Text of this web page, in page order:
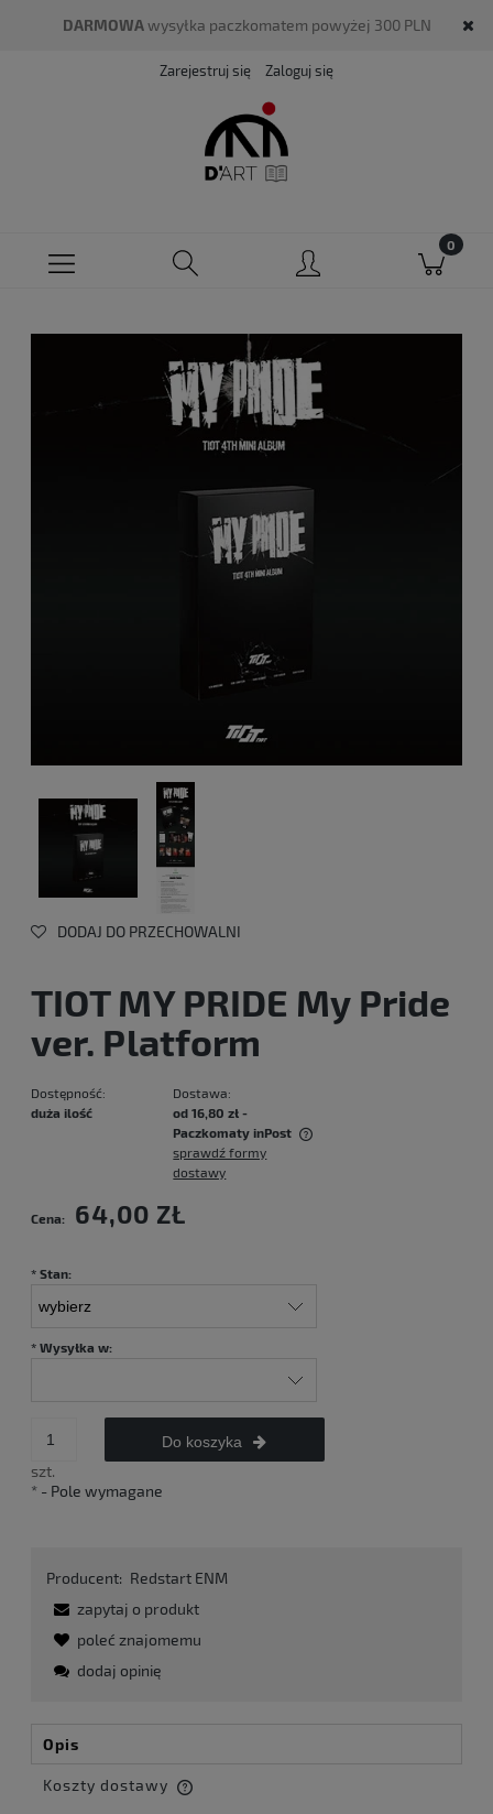
DARMOWAwysyłka paczkomatem powyżej 300 PLN
Zarejestruj się Zaloguj się
DODAJ DO PRZECHOWALNI
TIOT MY PRIDE My Pride
ver. Platform
Dostępność:
duża ilość
Dostawa:
od 16,80 zł -
Paczkomaty inPost
Cena nie zawiera ewentualnych kosztów płatności
sprawdź formy
dostawy
Cena: 64,00 ZŁ
* Stan:
* Wysyłka w:
szt.
Do koszyka
* - Pole wymagane
Producent: Redstart ENM
zapytaj o produkt
poleć znajomemu
dodaj opinię
Opis
Koszty dostawy
Cena nie zawiera ewentualnych kosztów płatności